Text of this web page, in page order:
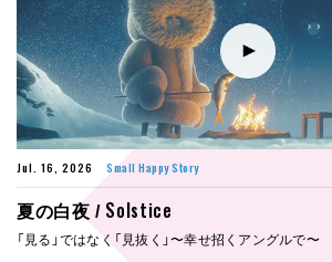
Jul. 16, 2026 Small Happy Story
夏の白夜 / Solstice
「見る」ではなく「見抜く」〜幸せ招くアングルで〜